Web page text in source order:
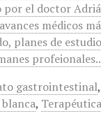
el doctor
médicos
planes de
gastrointestinal,
, Terapéutica